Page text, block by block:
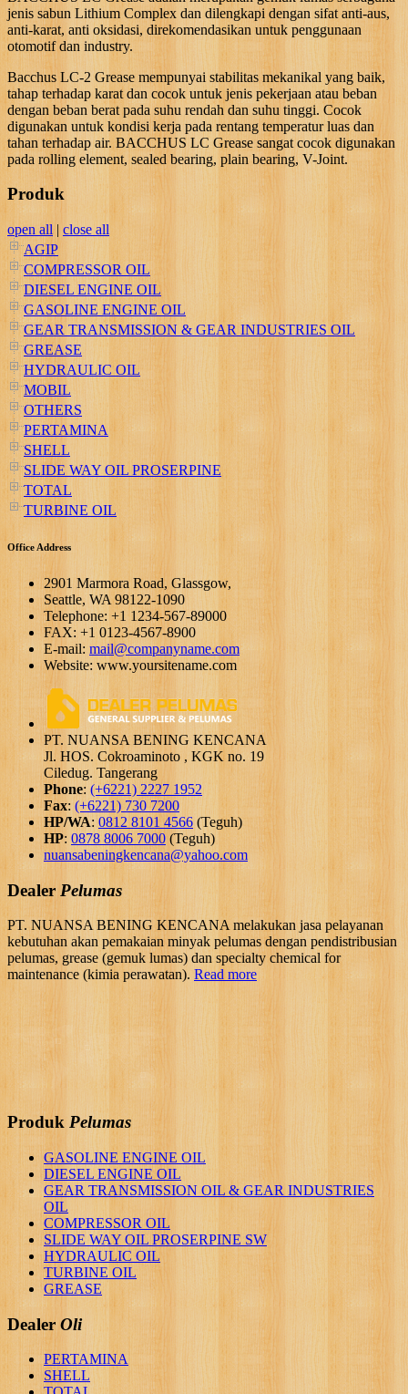
jenis sabun Lithium Complex dan dilengkapi dengan sifat anti-aus,
anti-karat, anti oksidasi, direkomendasikan untuk penggunaan
otomotif dan industry.
Bacchus LC-2 Grease mempunyai stabilitas mekanikal yang baik,
tahap terhadap karat dan cocok untuk jenis pekerjaan atau beban
dengan beban berat pada suhu rendah dan suhu tinggi. Cocok
digunakan untuk kondisi kerja pada rentang temperatur luas dan
tahan terhadap air. BACCHUS LC Grease sangat cocok digunakan
pada rolling element, sealed bearing, plain bearing, V-Joint.
Produk
open all | close all
AGIP
COMPRESSOR OIL
DIESEL ENGINE OIL
GASOLINE ENGINE OIL
GEAR TRANSMISSION & GEAR INDUSTRIES OIL
GREASE
HYDRAULIC OIL
MOBIL
OTHERS
PERTAMINA
SHELL
SLIDE WAY OIL PROSERPINE
TOTAL
TURBINE OIL
Office Address
2901 Marmora Road, Glassgow,
Seattle, WA 98122-1090
Telephone: +1 1234-567-89000
FAX: +1 0123-4567-8900
E-mail: mail@companyname.com
Website: www.yoursitename.com
PT. NUANSA BENING KENCANA
Jl. HOS. Cokroaminoto , KGK no. 19
Ciledug. Tangerang
Phone: (+6221) 2227 1952
Fax: (+6221) 730 7200
HP/WA: 0812 8101 4566 (Teguh)
HP: 0878 8006 7000 (Teguh)
nuansabeningkencana@yahoo.com
Dealer Pelumas
PT. NUANSA BENING KENCANA melakukan jasa pelayanan
kebutuhan akan pemakaian minyak pelumas dengan pendistribusian
pelumas, grease (gemuk lumas) dan specialty chemical for
maintenance (kimia perawatan). Read more
Produk Pelumas
GASOLINE ENGINE OIL
DIESEL ENGINE OIL
GEAR TRANSMISSION OIL & GEAR INDUSTRIES
OIL
COMPRESSOR OIL
SLIDE WAY OIL PROSERPINE SW
HYDRAULIC OIL
TURBINE OIL
GREASE
Dealer Oli
PERTAMINA
SHELL